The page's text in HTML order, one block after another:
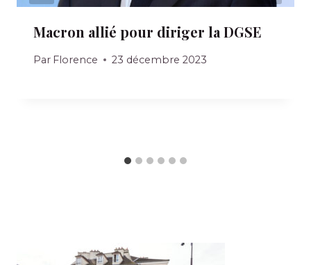
Macron allié pour diriger la DGSE
Par Florence 23 décembre 2023